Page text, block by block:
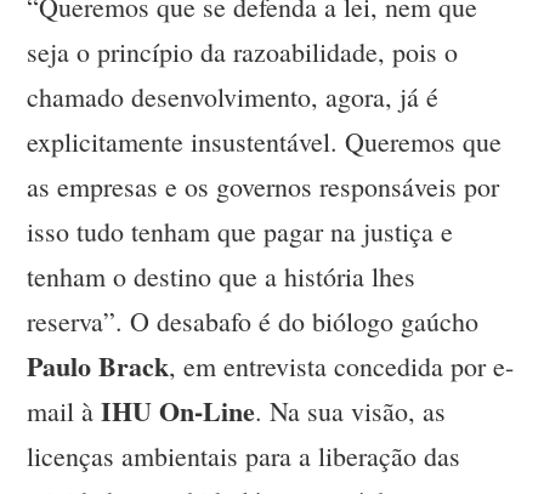
“Queremos que se defenda a lei, nem que
seja o princípio da razoabilidade, pois o
chamado desenvolvimento, agora, já é
explicitamente insustentável. Queremos que
as empresas e os governos responsáveis por
isso tudo tenham que pagar na justiça e
tenham o destino que a história lhes
reserva”. O desabafo é do biólogo gaúcho
Paulo Brack, em entrevista concedida por e-
mail àIHU On-Line. Na sua visão, as
licenças ambientais para a liberação das